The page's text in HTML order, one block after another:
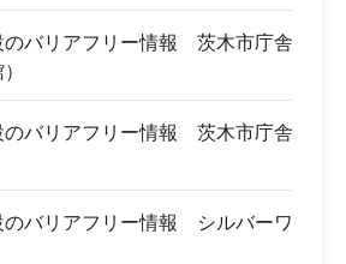
のバリアフリー情報 茨木市庁舎
のバリアフリー情報 茨木市庁舎
のバリアフリー情報 シルバーワ